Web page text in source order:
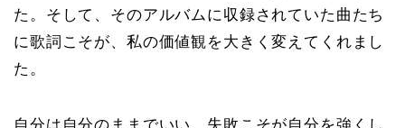
た。そして、そのアルバムに収録されていた曲たち
に歌詞こそが、私の価値観を大きく変えてくれまし
た。
自分は自分のままでいい、失敗こそが自分を強くし